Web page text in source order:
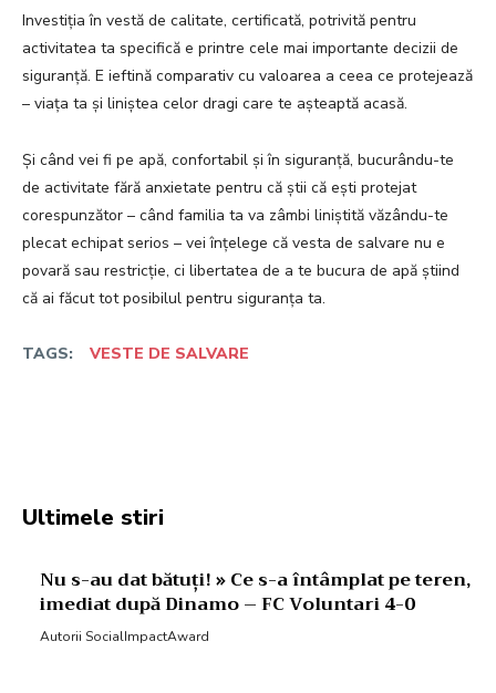
Investiția în vestă de calitate, certificată, potrivită pentru
activitatea ta specifică e printre cele mai importante decizii de
siguranță. E ieftină comparativ cu valoarea a ceea ce protejează
– viața ta și liniștea celor dragi care te așteaptă acasă.
Și când vei fi pe apă, confortabil și în siguranță, bucurându-te
de activitate fără anxietate pentru că știi că ești protejat
corespunzător – când familia ta va zâmbi liniștită văzându-te
plecat echipat serios – vei înțelege că vesta de salvare nu e
povară sau restricție, ci libertatea de a te bucura de apă știind
că ai făcut tot posibilul pentru siguranța ta.
TAGS: VESTE DE SALVARE
Ultimele stiri
Nu s-au dat bătuți! » Ce s-a întâmplat pe teren,
imediat după Dinamo – FC Voluntari 4-0
Autorii SocialImpactAward